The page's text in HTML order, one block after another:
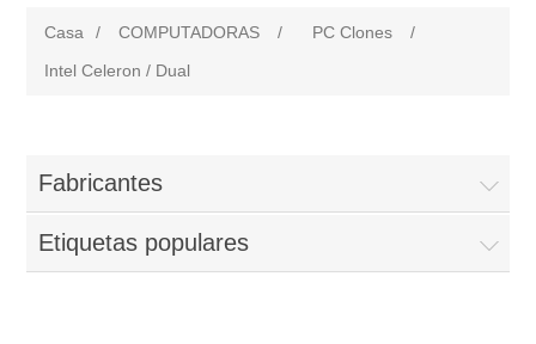
Casa / COMPUTADORAS / PC Clones
/
Intel Celeron / Dual
Fabricantes
Etiquetas populares